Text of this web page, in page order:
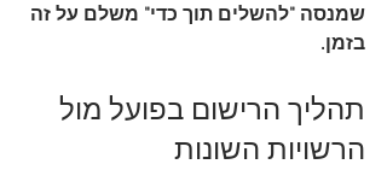
שמנסה "להשלים תוך כדי" משלם על זה
בזמן.
תהליך הרישום בפועל מול
הרשויות השונות